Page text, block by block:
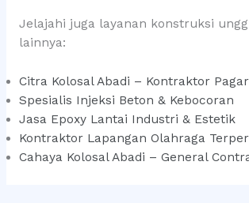
Jelajahi juga layanan konstruksi
lainnya:
Citra Kolosal Abadi – Kontraktor
Spesialis Injeksi Beton & Kebocoran
Jasa Epoxy Lantai Industri & Estetik
Kontraktor Lapangan Olahraga
Cahaya Kolosal Abadi – General